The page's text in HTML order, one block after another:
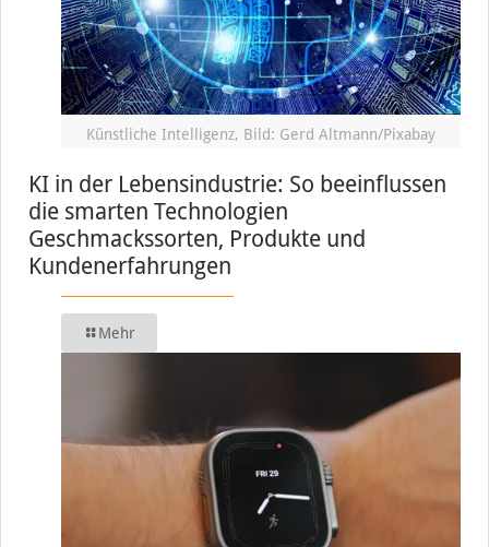
Künstliche Intelligenz, Bild: Gerd Altmann/Pixabay
KI in der Lebensindustrie: So beeinflussen
die smarten Technologien
Geschmackssorten, Produkte und
Kundenerfahrungen
Mehr